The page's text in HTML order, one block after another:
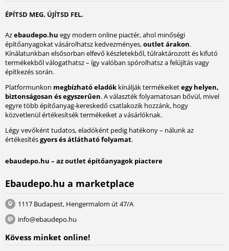
ÉPÍTSD MEG. ÚJÍTSD FEL.
Azebaudepo.hu egy modern online piactér, ahol minőségi
építőanyagokat vásárolhatsz kedvezményes,outlet árakon.
Kínálatunkban elsősorban elfevő készletekből, túlraktározott és kifutó
termékekből válogathatsz – így valóban spórolhatsz a felújítás vagy
építkezés során.
Platformunkon megbízható eladók kínálják termékeiketegy helyen,
biztonságosan és egyszerűen. A választék folyamatosan bővül, mivel
egyre több építőanyag-kereskedő csatlakozik hozzánk, hogy
közvetlenül értékesítsék termékeiket a vásárlóknak.
Légy vevőként tudatos, eladóként pedig hatékony – nálunk az
értékesítésgyors és átlátható folyamat.
ebaudepo.hu – az outlet építőanyagok piactere
Ebaudepo.hu a marketplace
1117 Budapest, Hengermalom út 47/A
info@ebaudepo.hu
Kövess minket online!